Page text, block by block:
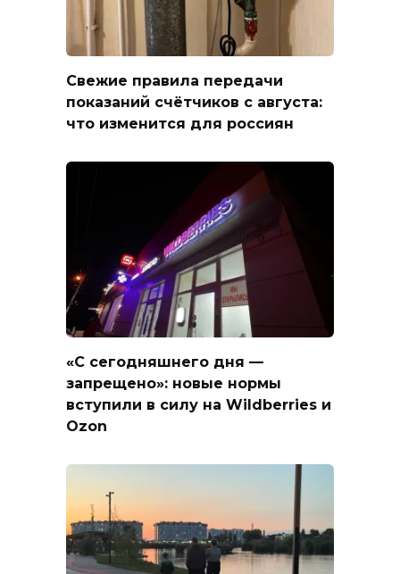
Свежие правила передачи
показаний счётчиков с августа:
что изменится для россиян
«С сегодняшнего дня —
запрещено»: новые нормы
вступили в силу на Wildberries и
Ozon